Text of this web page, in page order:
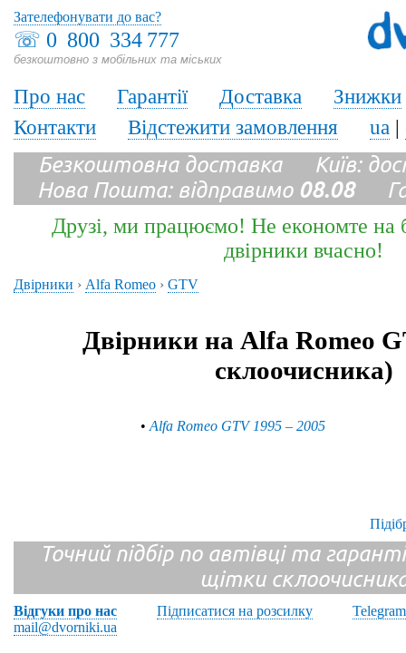
☏ 0 800 334 777
безкоштовно з мобільних та міських
Зателефонувати до вас?
Про нас Гарантії Доставка
Знижки
Контакти
Відстежити замовлення ua |
Безкоштовна доставка Київ:
Нова Пошта: відправимо 08.08
Друзі, ми працюємо! Не економте на
двірники вчасно!
Двірники › Alfa Romeo › GTV
Двірники на Alfa Romeo
склоочисника)
• Alfa Romeo GTV 1995 – 2005
Точний підбір по автівці та
щітки
Відгуки про нас Підписатися на розсилку
Telegram
mail@dvorniki.ua